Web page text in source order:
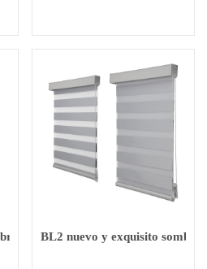
ecológica para el hogar de
BL2 nuevo y exquisito